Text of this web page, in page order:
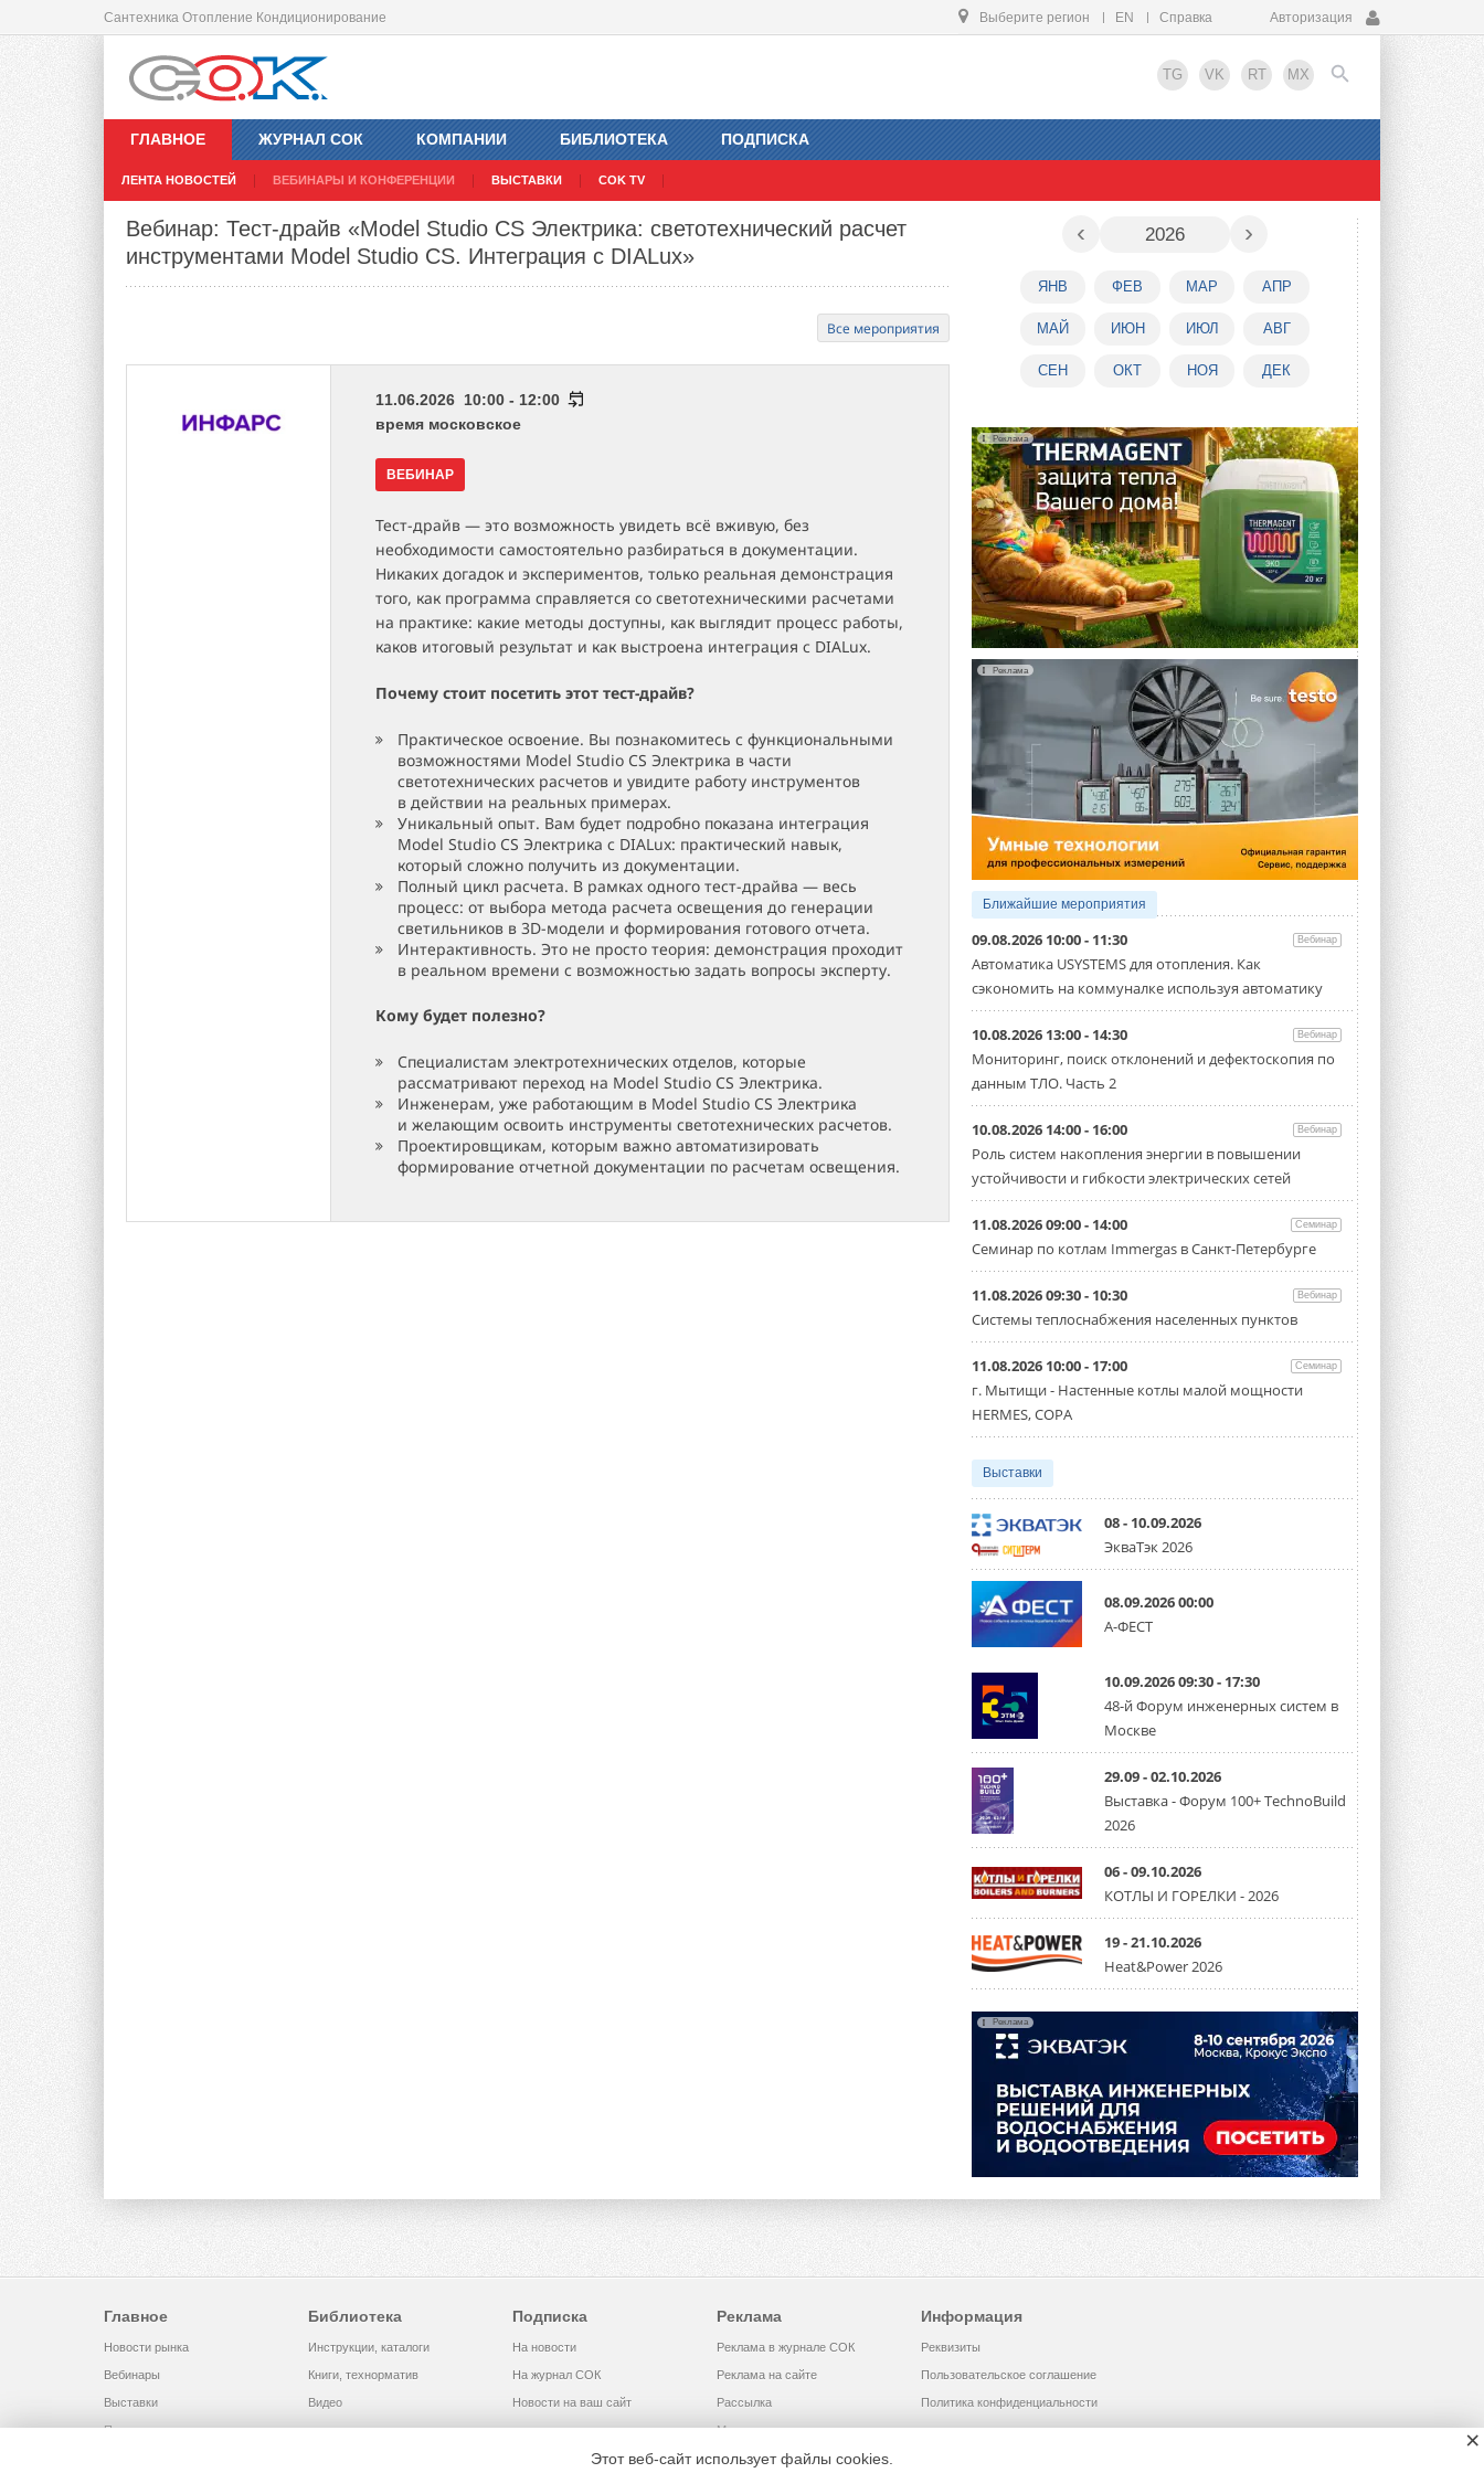
Сантехника Отопление Кондиционирование Выберите регион EN Справка Авторизация
TG VK RT MX
ГЛАВНОЕ
ЛЕНТА НОВОСТЕЙ ВЕБИНАРЫ И КОНФЕРЕНЦИИ ВЫСТАВКИ COK TV
ЖУРНАЛ СОК КОМПАНИИ БИБЛИОТЕКА ПОДПИСКА
EN
Вебинар: Тест-драйв «Model Studio CS Электрика: светотехнический расчет
инструментами Model Studio CS. Интеграция с DIALux»
Все мероприятия
11.06.2026 10:00 - 12:00
время московское
ВЕБИНАР
Тест-драйв — это возможность увидеть всё вживую, без
необходимости самостоятельно разбираться в документации.
Никаких догадок и экспериментов, только реальная демонстрация
того, как программа справляется со светотехническими расчетами
на практике: какие методы доступны, как выглядит процесс работы,
каков итоговый результат и как выстроена интеграция с DIALux.
Почему стоит посетить этот тест-драйв?
Практическое освоение. Вы познакомитесь с функциональными
возможностями Model Studio CS Электрика в части
светотехнических расчетов и увидите работу инструментов
в действии на реальных примерах.
Уникальный опыт. Вам будет подробно показана интеграция
Model Studio CS Электрика с DIALux: практический навык,
который сложно получить из документации.
Полный цикл расчета. В рамках одного тест-драйва — весь
процесс: от выбора метода расчета освещения до генерации
светильников в 3D-модели и формирования готового отчета.
Интерактивность. Это не просто теория: демонстрация проходит
в реальном времени с возможностью задать вопросы эксперту.
Кому будет полезно?
Специалистам электротехнических отделов, которые
рассматривают переход на Model Studio CS Электрика.
Инженерам, уже работающим в Model Studio CS Электрика
и желающим освоить инструменты светотехнических расчетов.
Проектировщикам, которым важно автоматизировать
формирование отчетной документации по расчетам освещения.
‹ 2026 ›
ЯНВ ФЕВ МАР АПР
МАЙ ИЮН ИЮЛ АВГ
СЕН ОКТ НОЯ ДЕК
Реклама
Реклама
Ближайшие мероприятия
09.08.2026 10:00 - 11:30 Вебинар
Автоматика USYSTEMS для отопления. Как
сэкономить на коммуналке используя автоматику
10.08.2026 13:00 - 14:30 Вебинар
Мониторинг, поиск отклонений и дефектоскопия по
данным ТЛО. Часть 2
10.08.2026 14:00 - 16:00 Вебинар
Роль систем накопления энергии в повышении
устойчивости и гибкости электрических сетей
11.08.2026 09:00 - 14:00 Семинар
Семинар по котлам Immergas в Санкт-Петербурге
11.08.2026 09:30 - 10:30 Вебинар
Системы теплоснабжения населенных пунктов
11.08.2026 10:00 - 17:00 Семинар
г. Мытищи - Настенные котлы малой мощности
HERMES, COPA
Выставки
08 - 10.09.2026
ЭкваТэк 2026
08.09.2026 00:00
А-ФЕСТ
10.09.2026 09:30 - 17:30
48-й Форум инженерных систем в
Москве
29.09 - 02.10.2026
Выставка - Форум 100+ TechnoBuild
2026
06 - 09.10.2026
КОТЛЫ И ГОРЕЛКИ - 2026
19 - 21.10.2026
Heat&Power 2026
Реклама
Главное
Новости рынка
Вебинары
Выставки
Помощь
Библиотека
Инструкции, каталоги
Книги, технорматив
Видео
Подписка
На новости
На журнал СОК
Новости на ваш сайт
Реклама
Реклама в журнале СОК
Реклама на сайте
Рассылка
Медиакит
Информация
Реквизиты
Пользовательское соглашение
Политика конфиденциальности
Этот веб-сайт использует файлы cookies.
×